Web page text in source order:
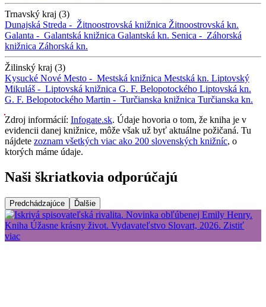
Trnavský kraj (3)
Dunajská Streda - Žitnoostrovská knižnica Žitnoostrovská kn.
Galanta - Galantská knižnica Galantská kn. Senica - Záhorská
knižnica Záhorská kn.
Žilinský kraj (3)
Kysucké Nové Mesto - Mestská knižnica Mestská kn. Liptovský
Mikuláš - Liptovská knižnica G. F. Belopotockého Liptovská kn.
G. F. Belopotockého Martin - Turčianska knižnica Turčianska kn.
Zdroj informácií: Infogate.sk. Údaje hovoria o tom, že kniha je v
evidencii danej knižnice, môže však už byť aktuálne požičaná. Tu
nájdete zoznam všetkých viac ako 200 slovenských knižníc, o
ktorých máme údaje.
Naši škriatkovia odporúčajú
Predchádzajúce Ďalšie